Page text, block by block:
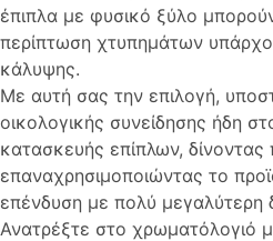
έπιπλα με φυσικό ξύλο
περίπτωση χτυπημάτων
κάλυψης.
Με αυτή σας την επιλογή,
οικολογικής συνείδησης ήδη
κατασκευής επίπλων,
επαναχρησιμοποιώντας το
επένδυση με πολύ μεγαλύτερη
Ανατρέξτε στο χρωματόλογιό